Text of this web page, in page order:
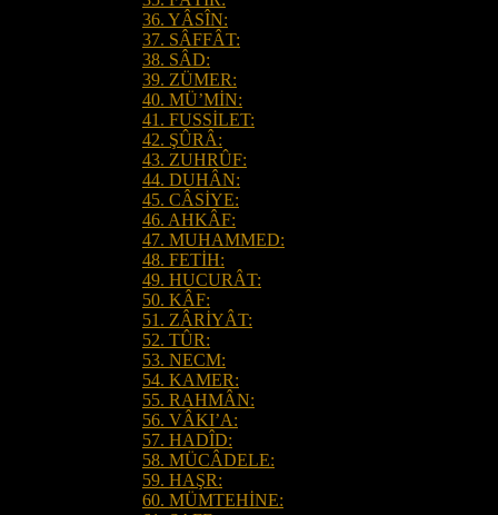
36. YÂSÎN:
37. SÂFFÂT:
38. SÂD:
39. ZÜMER:
40. MÜ’MİN:
41. FUSSİLET:
42. ŞÛRÂ:
43. ZUHRÛF:
44. DUHÂN:
45. CÂSİYE:
46. AHKÂF:
47. MUHAMMED:
48. FETİH:
49. HUCURÂT:
50. KÂF:
51. ZÂRİYÂT:
52. TÛR:
53. NECM:
54. KAMER:
55. RAHMÂN:
56. VÂKI’A:
57. HADÎD:
58. MÜCÂDELE:
59. HAŞR:
60. MÜMTEHİNE: